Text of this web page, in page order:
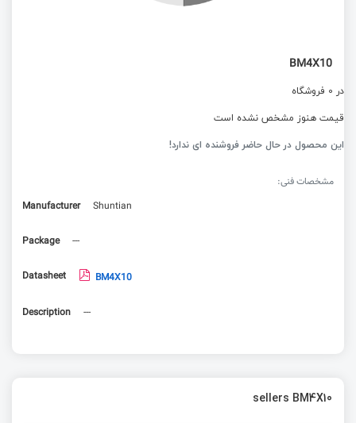
BM4X10
در 0 فروشگاه
قیمت هنوز مشخص نشده است
این محصول در حال حاضر فروشنده ای ندارد!
مشخصات فنی:
Manufacturer
Shuntian
Package ---
Datasheet BM4X10
Description ---
sellers BM4X10